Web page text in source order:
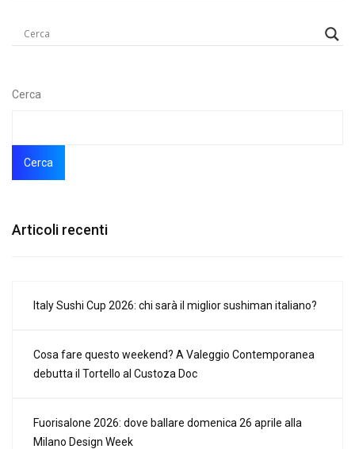
Cerca
Cerca
Articoli recenti
Italy Sushi Cup 2026: chi sarà il miglior sushiman italiano?
Cosa fare questo weekend? A Valeggio Contemporanea
debutta il Tortello al Custoza Doc
Fuorisalone 2026: dove ballare domenica 26 aprile alla
Milano Design Week